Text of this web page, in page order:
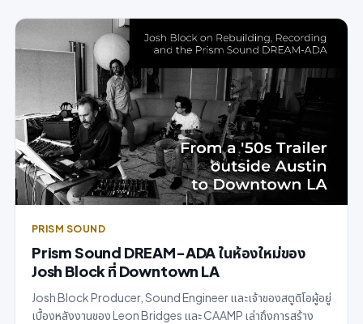
PRISM SOUND
Prism Sound DREAM-ADA ในห้องใหม่ของ
Josh Block ที่ Downtown LA
Josh Block Producer, Sound Engineer และเจ้าของสตูดิโอผู้อยู่
เบื้องหลังงานของ Leon Bridges และ CAAMP เล่าถึงการสร้าง